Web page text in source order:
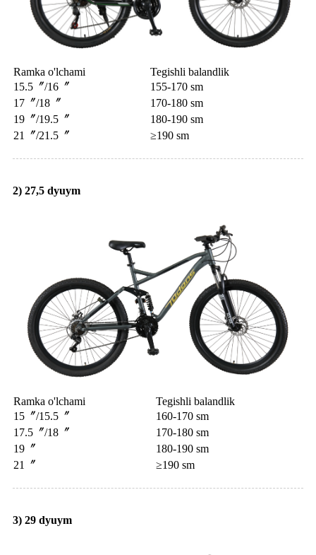
Ramka o'lchami
Tegishli balandlik
15.5〞/16〞
155-170 sm
17〞/18〞
170-180 sm
19〞/19.5〞
180-190 sm
21〞/21.5〞
≥190 sm
2) 27,5 dyuym
Ramka o'lchami
Tegishli balandlik
15〞/15.5〞
160-170 sm
17.5〞/18〞
170-180 sm
19〞
180-190 sm
21〞
≥190 sm
3) 29 dyuym